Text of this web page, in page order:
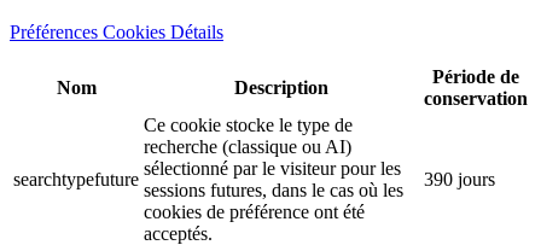
Préférences Cookies Détails
Nom Description
Période de
conservation
searchtypefuture
Ce cookie stocke le type de
recherche (classique ou AI)
sélectionné par le visiteur pour les
sessions futures, dans le cas où les
cookies de préférence ont été
acceptés.
390 jours